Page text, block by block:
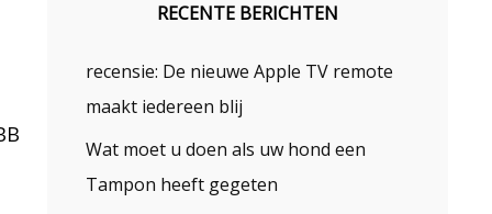
RECENTE BERICHTEN
recensie: De nieuwe Apple TV remote
maakt iedereen blij
Wat moet u doen als uw hond een
Tampon heeft gegeten